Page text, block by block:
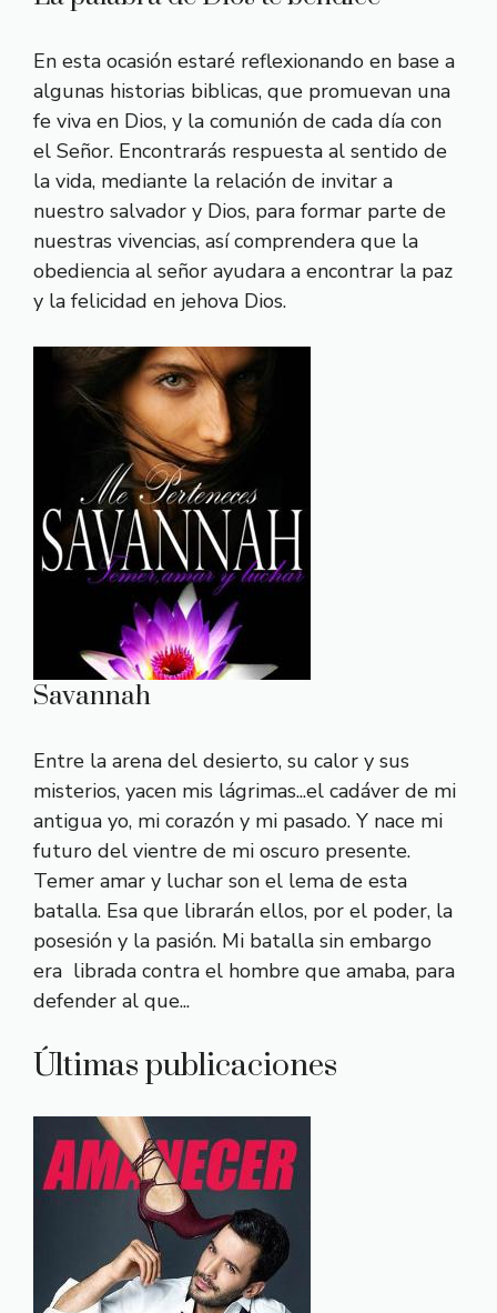
En esta ocasión estaré reflexionando en base a
algunas historias biblicas, que promuevan una
fe viva en Dios, y la comunión de cada día con
el Señor. Encontrarás respuesta al sentido de
la vida, mediante la relación de invitar a
nuestro salvador y Dios, para formar parte de
nuestras vivencias, así comprendera que la
obediencia al señor ayudara a encontrar la paz
y la felicidad en jehova Dios.
Savannah
Entre la arena del desierto, su calor y sus
misterios, yacen mis lágrimas...el cadáver de mi
antigua yo, mi corazón y mi pasado. Y nace mi
futuro del vientre de mi oscuro presente.
Temer amar y luchar son el lema de esta
batalla. Esa que librarán ellos, por el poder, la
posesión y la pasión. Mi batalla sin embargo
era librada contra el hombre que amaba, para
defender al que...
Últimas publicaciones